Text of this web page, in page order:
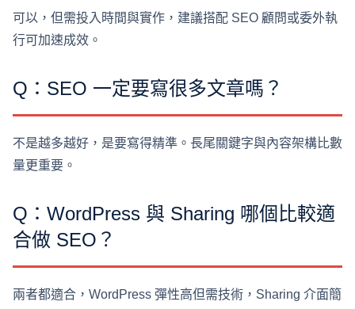
可以，但需投入時間與實作，建議搭配 SEO 顧問或委外執
行可加速成效。
Q：SEO 一定要寫很多文章嗎？
不是越多越好，是要寫得精準。長尾關鍵字與內容架構比數
量更重要。
Q：WordPress 與 Sharing 哪個比較適
合做 SEO？
兩者都適合，WordPress 彈性高但需技術，Sharing 介面簡